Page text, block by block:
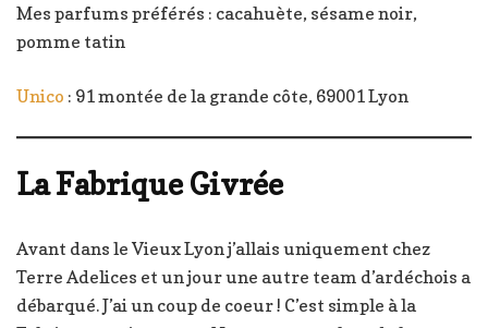
Mes parfums préférés : cacahuète, sésame noir,
pomme tatin
Unico : 91 montée de la grande côte, 69001 Lyon
La Fabrique Givrée
Avant dans le Vieux Lyon j’allais uniquement chez
Terre Adelices et un jour une autre team d’ardéchois a
débarqué. J’ai un coup de coeur ! C’est simple à la